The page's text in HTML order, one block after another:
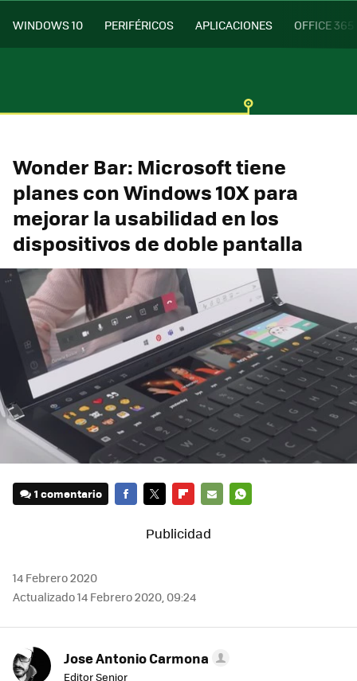
WINDOWS 10 PERIFÉRICOS APLICACIONES OFFICE 365
Wonder Bar: Microsoft tiene
planes con Windows 10X para
mejorar la usabilidad en los
dispositivos de doble pantalla
1 comentario
MAIL
14 Febrero 2020
Actualizado 14 Febrero 2020, 09:24
Jose Antonio Carmona
Editor Senior